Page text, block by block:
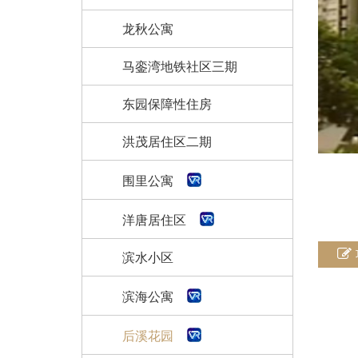
龙秋公寓
马銮湾地铁社区三期
东园保障性住房
洪茂居住区二期
围里公寓
洋唐居住区
滨水小区
滨海公寓
后溪花园